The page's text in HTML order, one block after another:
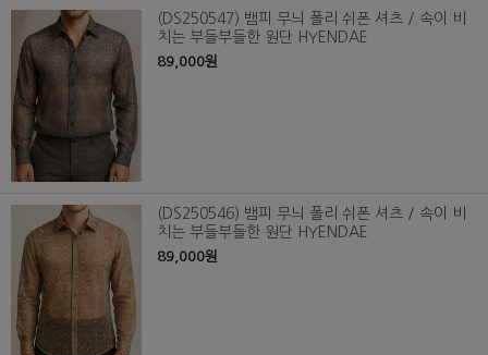
(DS250547) 뱀피 무늬 폴리 쉬폰 셔츠 / 속이 비
치는 부들부들한 원단 HYENDAE
89,000원
(DS250546) 뱀피 무늬 폴리 쉬폰 셔츠 / 속이 비
치는 부들부들한 원단 HYENDAE
89,000원